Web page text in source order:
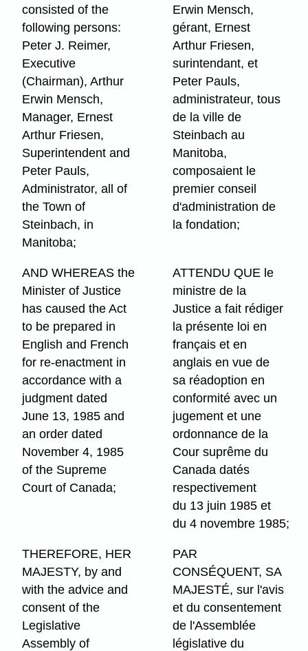
consisted of the
following persons:
Peter J. Reimer,
Executive
(Chairman), Arthur
Erwin Mensch,
Manager, Ernest
Arthur Friesen,
Superintendent and
Peter Pauls,
Administrator, all of
the Town of
Steinbach, in
Manitoba;
Erwin Mensch,
gérant, Ernest
Arthur Friesen,
surintendant, et
Peter Pauls,
administrateur, tous
de la ville de
Steinbach au
Manitoba,
composaient le
premier conseil
d'administration de
la fondation;
AND WHEREAS the
Minister of Justice
has caused the Act
to be prepared in
English and French
for re-enactment in
accordance with a
judgment dated
June 13, 1985 and
an order dated
November 4, 1985
of the Supreme
Court of Canada;
ATTENDU QUE le
ministre de la
Justice a fait rédiger
la présente loi en
français et en
anglais en vue de
sa réadoption en
conformité avec un
jugement et une
ordonnance de la
Cour suprême du
Canada datés
respectivement
du 13 juin 1985 et
du 4 novembre 1985;
THEREFORE, HER
MAJESTY, by and
with the advice and
consent of the
Legislative
Assembly of
PAR
CONSÉQUENT, SA
MAJESTÉ, sur l'avis
et du consentement
de l'Assemblée
législative du